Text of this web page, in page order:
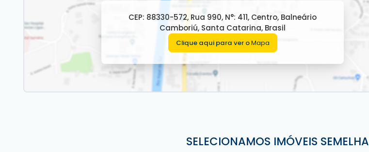
Sacada
01 Vaga de garagem
Características do empreendimento:
Salão de festas
Piscina
** Galeria de imagens pode
CEP: 88330-572, Rua 990, N°: 411, Centro, Balneário
Camboriú, Santa Catarina, Brasil
Clique aqui para ver oMapa
SELECIONAMOS IMÓVEIS